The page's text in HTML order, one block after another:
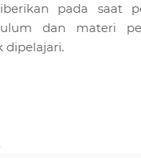
pada saat
dan materi
dipelajari.